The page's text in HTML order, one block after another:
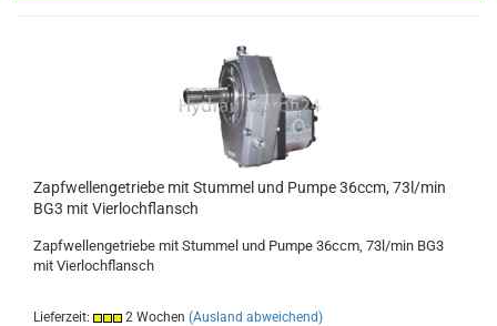
Zapfwellengetriebe mit Stummel und Pumpe 36ccm, 73l/min
BG3 mit Vierlochflansch
Zapfwellengetriebe mit Stummel und Pumpe 36ccm, 73l/min BG3
mit Vierlochflansch
Lieferzeit: 2 Wochen (Ausland abweichend)